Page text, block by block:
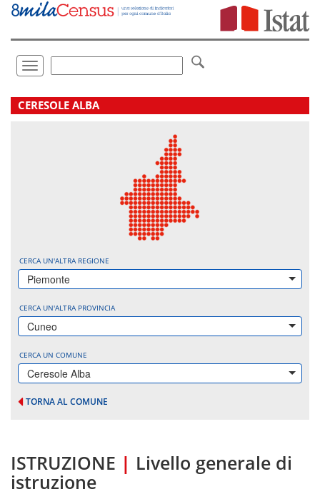
Vai
direttamente
Toggle
navigation
.
CERESOLE ALBA
CERCA UN'ALTRA REGIONE
Piemonte
CERCA UN'ALTRA PROVINCIA
Cuneo
CERCA UN COMUNE
Ceresole Alba
TORNA AL COMUNE
ISTRUZIONE | Livello generale di
istruzione